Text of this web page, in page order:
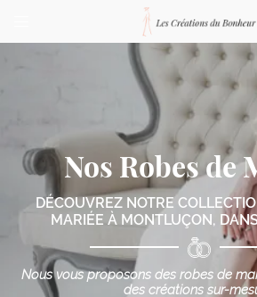
76 bis Boulevard de Courtais
 Adresse email de réception
Nos Robes de
DÉCOUVREZ NOTRE
MARIÉE À MONTLUÇON,
Nous vous proposons des robes de
des créations sur-